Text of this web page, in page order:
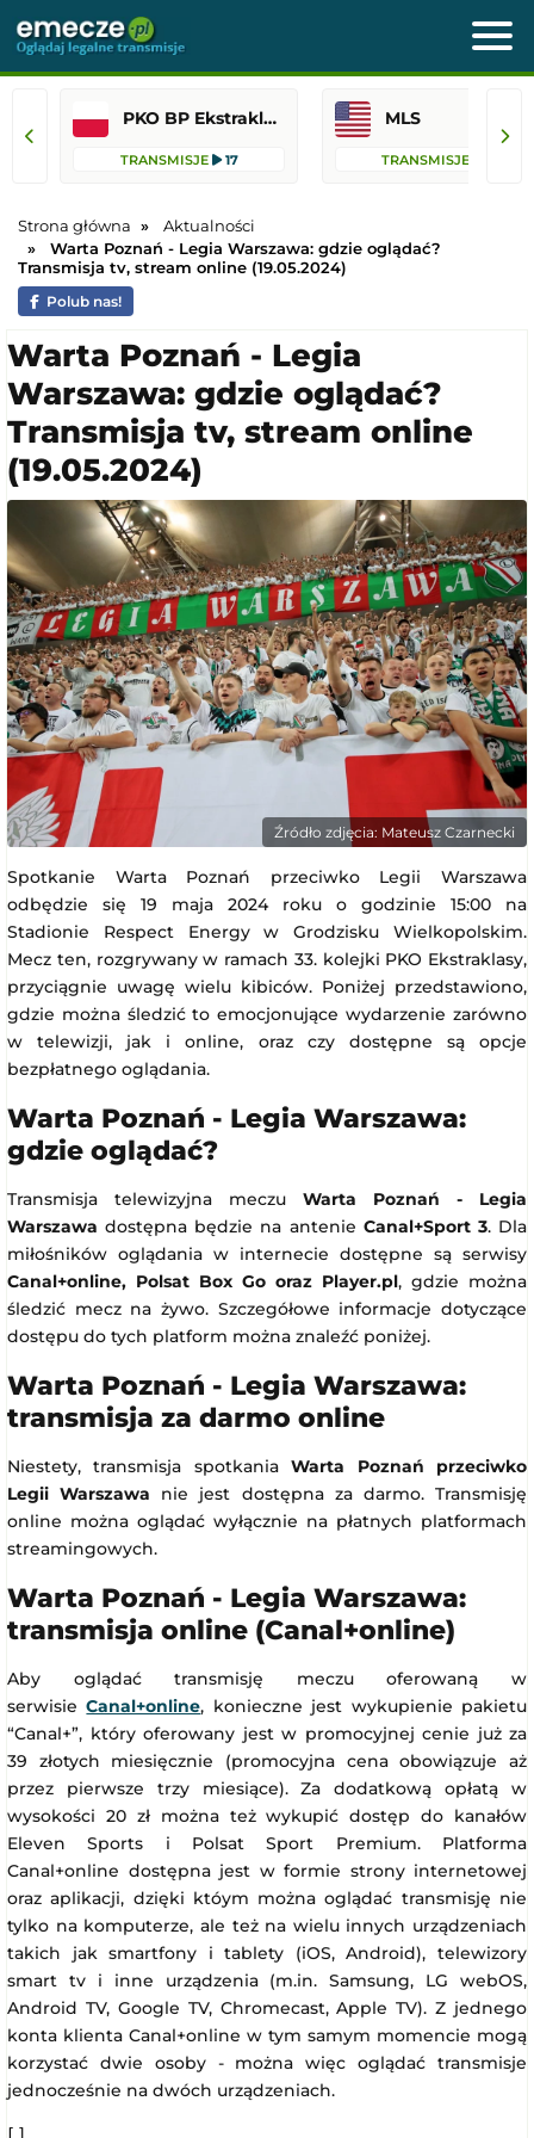
PKO BP Ekstraklasa
TRANSMISJE 17
MLS
TRANSMISJE
Strona główna
Aktualności
Warta Poznań - Legia Warszawa: gdzie oglądać?
Transmisja tv, stream online (19.05.2024)
Polub nas!
Warta Poznań - Legia
Warszawa: gdzie oglądać?
Transmisja tv, stream online
(19.05.2024)
Źródło zdjęcia: Mateusz Czarnecki
Spotkanie Warta Poznań przeciwko Legii Warszawa
odbędzie się 19 maja 2024 roku o godzinie 15:00 na
Stadionie Respect Energy w Grodzisku Wielkopolskim.
Mecz ten, rozgrywany w ramach 33. kolejki PKO Ekstraklasy,
przyciągnie uwagę wielu kibiców. Poniżej przedstawiono,
gdzie można śledzić to emocjonujące wydarzenie zarówno
w telewizji, jak i online, oraz czy dostępne są opcje
bezpłatnego oglądania.
Warta Poznań - Legia Warszawa:
gdzie oglądać?
Transmisja telewizyjna meczu Warta Poznań - Legia
Warszawa dostępna będzie na antenie Canal+Sport 3. Dla
miłośników oglądania w internecie dostępne są serwisy
Canal+online, Polsat Box Go oraz Player.pl, gdzie można
śledzić mecz na żywo. Szczegółowe informacje dotyczące
dostępu do tych platform można znaleźć poniżej.
Warta Poznań - Legia Warszawa:
transmisja za darmo online
Niestety, transmisja spotkaniaWarta Poznań przeciwko
Legii Warszawa nie jest dostępna za darmo. Transmisję
online można oglądać wyłącznie na płatnych platformach
streamingowych.
Warta Poznań - Legia Warszawa:
transmisja online (Canal+online)
Aby oglądać transmisję meczu oferowaną w
serwisieCanal+online, konieczne jest wykupienie pakietu
“Canal+”, który oferowany jest w promocyjnej cenie już za
39 złotych miesięcznie (promocyjna cena obowiązuje aż
przez pierwsze trzy miesiące). Za dodatkową opłatą w
wysokości 20 zł można też wykupić dostęp do kanałów
Eleven Sports i Polsat Sport Premium. Platforma
Canal+online dostępna jest w formie strony internetowej
oraz aplikacji, dzięki któym można oglądać transmisję nie
tylko na komputerze, ale też na wielu innych urządzeniach
takich jak smartfony i tablety (iOS, Android), telewizory
smart tv i inne urządzenia (m.in. Samsung, LG webOS,
Android TV, Google TV, Chromecast, Apple TV). Z jednego
konta klienta Canal+online w tym samym momencie mogą
korzystać dwie osoby - można więc oglądać transmisje
jednocześnie na dwóch urządzeniach.